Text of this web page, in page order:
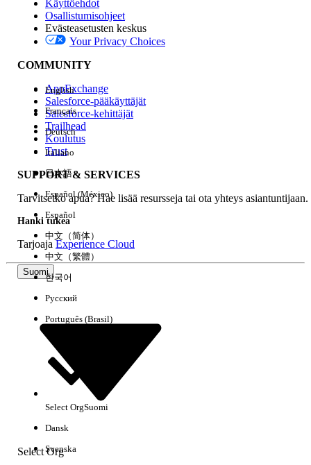
Edition
Kokemus
Tyhjennä kaikki Valmis
Tarkista avainsanojesi oikeinkirjoitus.
Käyttöehdot
Osallistumisohjeet
Evästeasetusten keskus
Your Privacy Choices
COMMUNITY
AppExchange
Salesforce-pääkäyttäjät
Salesforce-kehittäjät
Trailhead
Koulutus
Trust
SUPPORT & SERVICES
Tarvitsetko apua? Hae lisää resursseja tai ota yhteys asiantuntijaan.
Hanki tukea
TarjoajaExperience Cloud
Suomi
Select Org
English
Français
Deutsch
Italiano
日本語
Español (México)
Español
中文（简体）
中文（繁體）
한국어
Русский
Português (Brasil)
Select OrgSuomi
Dansk
Svenska